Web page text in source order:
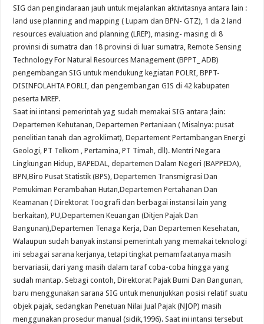
SIG dan pengindaraan jauh untuk mejalankan aktivitasnya antara lain :
land use planning and mapping ( Lupam dan BPN- GTZ), 1 da 2 land
resources evaluation and planning (LREP), masing- masing di 8
provinsi di sumatra dan 18 provinsi di luar sumatra, Remote Sensing
Technology For Natural Resources Management (BPPT_ ADB)
pengembangan SIG untuk mendukung kegiatan POLRI, BPPT-
DISINFOLAHTA PORLI, dan pengembangan GIS di 42 kabupaten
peserta MREP.
Saat ini intansi pemerintah yag sudah memakai SIG antara ;lain:
Departemen Kehutanan, Departemen Pertaniaan ( Misalnya: pusat
penelitian tanah dan agroklimat), Departement Pertambangan Energi
Geologi, PT Telkom , Pertamina, PT Timah, dll). Mentri Negara
Lingkungan Hidup, BAPEDAL, departemen Dalam Negeri (BAPPEDA),
BPN,Biro Pusat Statistik (BPS), Departemen Transmigrasi Dan
Pemukiman Perambahan Hutan,Departemen Pertahanan Dan
Keamanan ( Direktorat Toografi dan berbagai instansi lain yang
berkaitan), PU,Departemen Keuangan (Ditjen Pajak Dan
Bangunan),Departemen Tenaga Kerja, Dan Departemen Kesehatan,
Walaupun sudah banyak instansi pemerintah yang memakai teknologi
ini sebagai sarana kerjanya, tetapi tingkat pemamfaatanya masih
bervariasii, dari yang masih dalam taraf coba-coba hingga yang
sudah mantap. Sebagi contoh, Direktorat Pajak Bumi Dan Bangunan,
baru menggunakan sarana SIG untuk menunjukkan posisi relatif suatu
objek pajak, sedangkan Penetuan Nilai Jual Pajak (NJOP) masih
menggunakan prosedur manual (sidik,1996). Saat ini intansi tersebut